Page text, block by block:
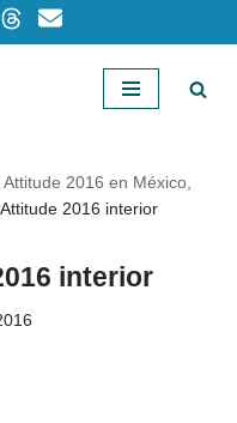
Attitude 2016 en México,
2016 interior
interior